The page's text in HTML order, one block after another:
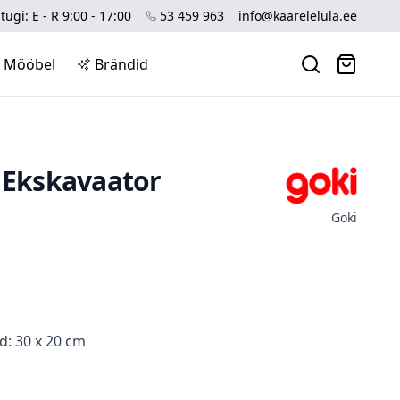
E - R 9:00 - 17:00 53 459 963 info@kaarelelula.ee
Mööbel Brändid
Goki
30 x 20 cm